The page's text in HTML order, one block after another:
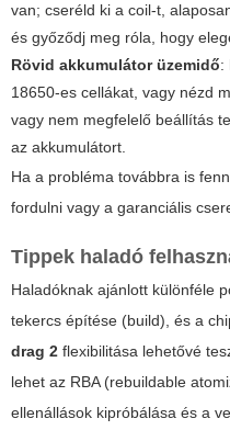
van; cseréld ki a coil-t,
és győződj meg róla, hogy
Rövid akkumulátor üzemidő:
18650-es cellákat, vagy nézd
vagy nem megfelelő beállítás
az akkumulátort.
Ha a probléma továbbra is
fordulni vagy a garanciális
Tippek haladó
Haladóknak ajánlott különféle
tekercs építése (build), és a
drag 2 flexibilitása lehetővé
lehet az RBA (rebuildable
ellenállások kipróbálása és a